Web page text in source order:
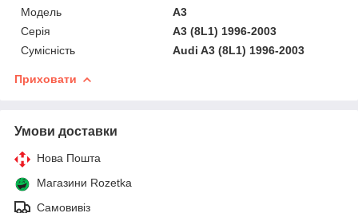
Мoдель
A3
Серія
A3 (8L1) 1996-2003
Сумісність
Audi A3 (8L1) 1996-2003
Приховати
Умови доставки
Нова Пошта
Магазини Rozetka
Самовивіз